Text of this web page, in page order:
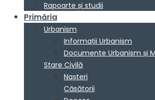
Rapoarte și studii
Primăria
Urbanism
Informații Urbanism
Documente Urbanism și
Stare Civilă
Nașteri
Căsătorii